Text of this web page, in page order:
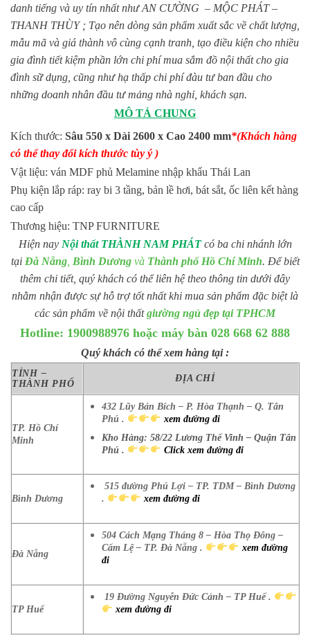
danh tiếng và uy tín nhất như AN CƯỜNG – MỘC PHÁT –
THANH THÙY ; Tạo nên dòng sản phẩm xuất sắc về chất lượng,
mẫu mã và giá thành vô cùng cạnh tranh, tạo điều kiện cho nhiều
gia đình tiết kiệm phần lớn chi phí mua sắm đồ nội thất cho gia
đình sữ dụng, cũng như hạ thấp chi phí đàu tư ban đầu cho
những doanh nhân đầu tư mảng nhà nghỉ, khách sạn.
MÔ TẢ CHUNG
Kích thước: Sâu 550 x Dài 2600 x Cao 2400 mm*(Khách hàng
có thể thay đổi kích thước tùy ý )
Vật liệu: ván MDF phủ Melamine nhập khẩu Thái Lan
Phụ kiện lắp ráp: ray bi 3 tầng, bản lề hơi, bát sắt, ốc liên kết hàng
cao cấp
Thương hiệu: TNP FURNITURE
Hiện nay Nội thất THÀNH NAM PHÁTcó ba chi nhánh lớn
tại Đà Nẵng, Bình Dươngvà Thành phố Hồ Chí Minh. Để biết
thêm chi tiết, quý khách có thể liên hệ theo thông tin dưới đây
nhằm nhận được sự hỗ trợ tốt nhất khi mua sản phẩm đặc biệt là
các sản phẩm về nội thấtgiường ngủ đẹp tại TPHCM
Hotline: 1900988976 hoặc máy bàn 028 668 62 888
Quý khách có thể xem hàng tại :
TỈNH –
THÀNH PHỐ
ĐỊA CHỈ
TP. Hồ Chí
Minh
432 Lũy Bán Bích – P. Hòa Thạnh – Q. Tân
Phú .
xem đường đi
Kho Hàng: 58/22 Lương Thế Vinh – Quận Tân
Phú .
Click xem đường đi
Bình Dương
515 đường Phú Lợi – TP. TDM – Bình Dương
.
xem đường đi
Đà Nẵng
504 Cách Mạng Tháng 8 – Hòa Thọ Đông –
Cẩm Lệ – TP. Đà Nẵng .
xem đường
đi
TP Huế
19 Đường Nguyễn Đức Cảnh – TP Huế .
xem đường đi